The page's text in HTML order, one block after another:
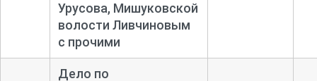
Урусова, Мишуковской
волости Ливчиновым
с прочими
Дело по